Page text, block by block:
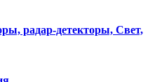
радар-детекторы, Свет,